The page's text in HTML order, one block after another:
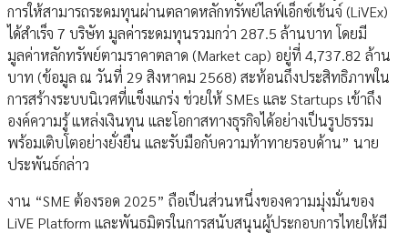
การให้สามารถระดมทุนผ่านตลาดหลักทรัพย์ไลฟ์เอ็กซ์เช้นจ์ (LiVEx)
ได้สำเร็จ 7 บริษัท มูลค่าระดมทุนรวมกว่า 287.5 ล้านบาท โดยมี
มูลค่าหลักทรัพย์ตามราคาตลาด (Market cap) อยู่ที่ 4,737.82 ล้าน
บาท (ข้อมูล ณ วันที่ 29 สิงหาคม 2568) สะท้อนถึงประสิทธิภาพใน
การสร้างระบบนิเวศที่แข็งแกร่ง ช่วยให้ SMEs และ Startups เข้าถึง
องค์ความรู้ แหล่งเงินทุน และโอกาสทางธุรกิจได้อย่างเป็นรูปธรรม
พร้อมเติบโตอย่างยั่งยืน และรับมือกับความท้าทายรอบด้าน” นาย
ประพันธ์กล่าว
งาน “SME ต้องรอด 2025” ถือเป็นส่วนหนึ่งของความมุ่งมั่นของ
LiVE Platform และพันธมิตรในการสนับสนุนผู้ประกอบการไทยให้มี